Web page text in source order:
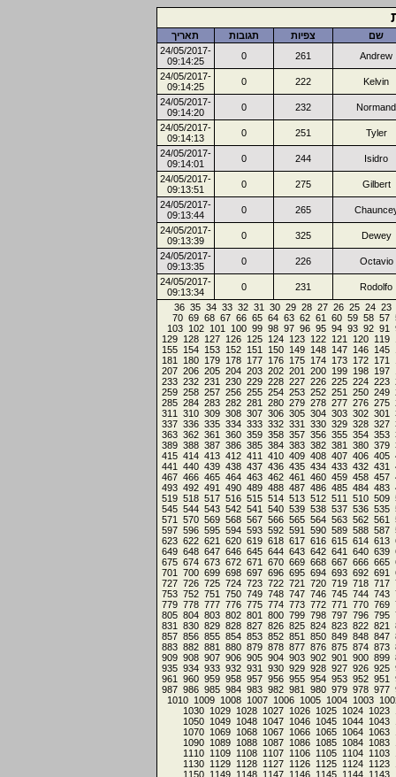
שם צפיות תגובות
תאריך
Andrew
261
0
24/05/2017-
09:14:25
Kelvin
222
0
24/05/2017-
09:14:25
Normand
232
0
24/05/2017-
09:14:20
Tyler
251
0
24/05/2017-
09:14:13
Isidro
244
0
24/05/2017-
09:14:01
Gilbert
275
0
24/05/2017-
09:13:51
265
0
24/05/2017-
09:13:44
Dewey
325
0
24/05/2017-
09:13:39
Octavio
226
0
24/05/2017-
09:13:35
Rodolfo
231
0
24/05/2017-
09:13:34
23
24
25
26
27
28
29
30
31
32
33
34
35
36
57
58
59
60
61
62
63
64
65
66
67
68
69
70
91
92
93
94
95
96
97
98
99
100
101
102
103
119
120
121
122
123
124
125
126
127
128
129
145
146
147
148
149
150
151
152
153
154
155
171
172
173
174
175
176
177
178
179
180
181
197
198
199
200
201
202
203
204
205
206
207
223
224
225
226
227
228
229
230
231
232
233
249
250
251
252
253
254
255
256
257
258
259
275
276
277
278
279
280
281
282
283
284
285
301
302
303
304
305
306
307
308
309
310
311
327
328
329
330
331
332
333
334
335
336
337
353
354
355
356
357
358
359
360
361
362
363
379
380
381
382
383
384
385
386
387
388
389
405
406
407
408
409
410
411
412
413
414
415
431
432
433
434
435
436
437
438
439
440
441
457
458
459
460
461
462
463
464
465
466
467
483
484
485
486
487
488
489
490
491
492
493
509
510
511
512
513
514
515
516
517
518
519
535
536
537
538
539
540
541
542
543
544
545
561
562
563
564
565
566
567
568
569
570
571
587
588
589
590
591
592
593
594
595
596
597
613
614
615
616
617
618
619
620
621
622
623
639
640
641
642
643
644
645
646
647
648
649
665
666
667
668
669
670
671
672
673
674
675
691
692
693
694
695
696
697
698
699
700
701
717
718
719
720
721
722
723
724
725
726
727
743
744
745
746
747
748
749
750
751
752
753
769
770
771
772
773
774
775
776
777
778
779
795
796
797
798
799
800
801
802
803
804
805
821
822
823
824
825
826
827
828
829
830
831
847
848
849
850
851
852
853
854
855
856
857
873
874
875
876
877
878
879
880
881
882
883
899
900
901
902
903
904
905
906
907
908
909
925
926
927
928
929
930
931
932
933
934
935
951
952
953
954
955
956
957
958
959
960
961
977
978
979
980
981
982
983
984
985
986
987
1003
1004
1005
1006
1007
1008
1009
1010
1023
1024
1025
1026
1027
1028
1029
1030
1043
1044
1045
1046
1047
1048
1049
1050
1063
1064
1065
1066
1067
1068
1069
1070
1083
1084
1085
1086
1087
1088
1089
1090
1103
1104
1105
1106
1107
1108
1109
1110
1123
1124
1125
1126
1127
1128
1129
1130
1143
1144
1145
1146
1147
1148
1149
1150